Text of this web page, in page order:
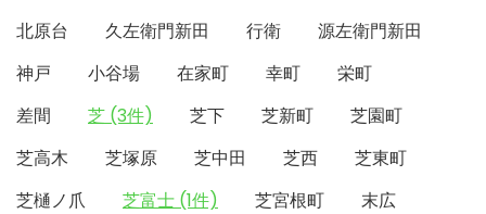
北原台
久左衛門新田 行衛
源左衛門新田
神戸
小谷場 在家町 幸町
栄町
差間
芝 (3件) 芝下 芝新町
芝園町
芝高木
芝塚原 芝中田 芝西
芝東町
芝樋ノ爪
芝富士 (1件) 芝宮根町
末広